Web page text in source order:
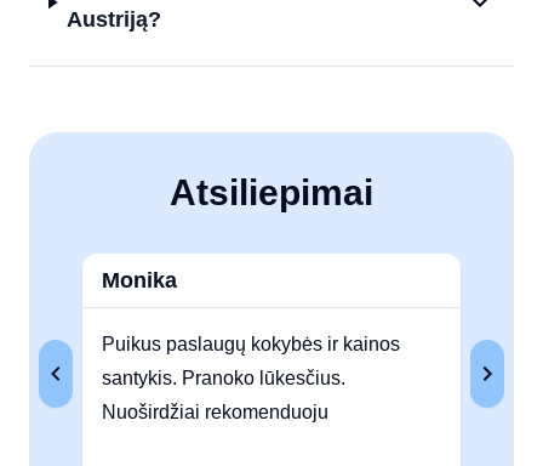
Austriją?
Atsiliepimai
Monika
Puikus paslaugų kokybės ir kainos
santykis. Pranoko lūkesčius.
Nuoširdžiai rekomenduoju